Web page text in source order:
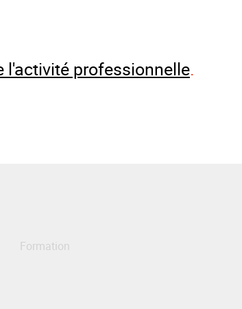
l'activité professionnelle
Formation